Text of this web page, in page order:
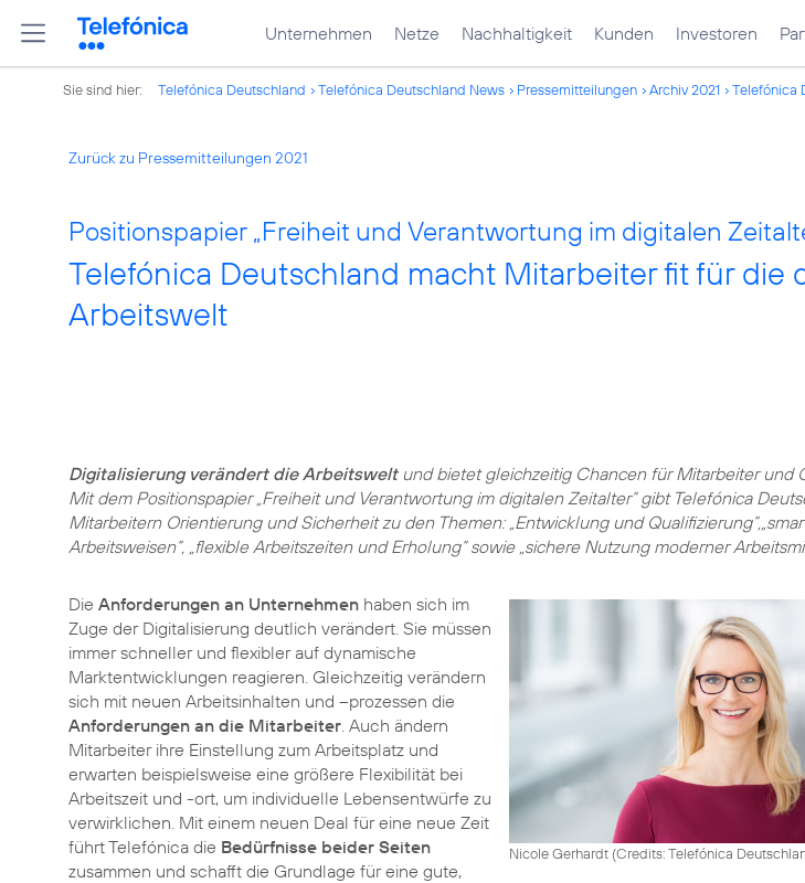
Unternehmen Netze Nachhaltigkeit Kunden Investoren
Sie sind hier: Telefónica Deutschland Telefónica Deutschland News Pressemitteilungen Archiv 2021 Telefónica
Zurück zu Pressemitteilungen 2021
Positionspapier „Freiheit und Verantwortung im digitalen
Telefónica Deutschland macht Mitarbeiter fit für die
Arbeitswelt
Digitalisierung verändert die Arbeitsweltund bietet gleichzeitig Chancen für Mitarbeiter und
Mit dem Positionspapier „Freiheit und Verantwortung im digitalen Zeitalter“ gibt Telefónica
Mitarbeitern Orientierung und Sicherheit zu den Themen: „Entwicklung und
Arbeitsweisen“, „flexible Arbeitszeiten und Erholung“ sowie „sichere Nutzung moderner
Nicole Gerhardt (Credits: Telefónica
Die Anforderungen an Unternehmen haben sich im
Zuge der Digitalisierung deutlich verändert. Sie müssen
immer schneller und flexibler auf dynamische
Marktentwicklungen reagieren. Gleichzeitig verändern
sich mit neuen Arbeitsinhalten und –prozessen die
Anforderungen an die Mitarbeiter. Auch ändern
Mitarbeiter ihre Einstellung zum Arbeitsplatz und
erwarten beispielsweise eine größere Flexibilität bei
Arbeitszeit und -ort, um individuelle Lebensentwürfe zu
verwirklichen. Mit einem neuen Deal für eine neue Zeit
führt Telefónica die Bedürfnisse beider Seiten
zusammen und schafft die Grundlage für eine gute,